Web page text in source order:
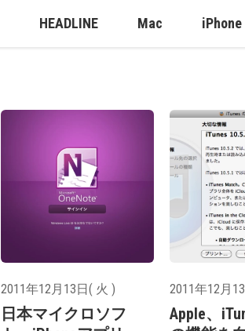
HEADLINE Mac iPhone
2011年12月13日( 火 )
日本マイクロソフ
2011年12月
Apple、